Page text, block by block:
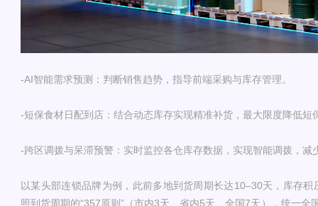
-AI智能需求预测：判断销售趋势，指导前端采购与库存管理。
-短保食材日配到店：结合动态库存实现精准补货，最大限度降低短
-跨区调拨与呆滞预警：实时监控各仓库存数据，实现智能调拨，减
以某头部连锁品牌为例，此前多地到货周期长达10–30天，库存
照到货周期的“357原则”（市内3天、省内5天、全国7天），统一全